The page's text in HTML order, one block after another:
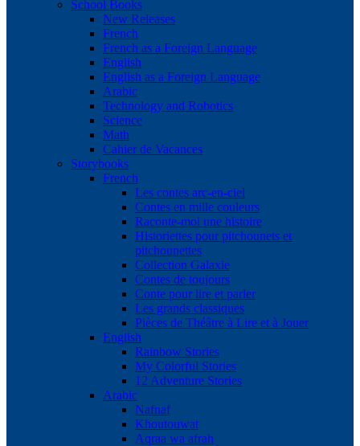
School Books
New Releases
French
French as a Foreign Language
English
English as a Foreign Language
Arabic
Technology and Robotics
Science
Math
Cahier de Vacances
Storybooks
French
Les contes arc-en-ciel
Contes en mille couleurs
Raconte-moi une histoire
Historiettes pour pitchounets et
pitchounettes
Collection Galaxie
Contes de toujours
Conte pour lire et parler
Les grands classiques
Pièces de Théâtre à Lire et à Jouer
English
Rainbow Stories
My Colorful Stories
12 Adventure Stories
Arabic
Nafnaf
Khoutouwat
Aqraa wa afrah